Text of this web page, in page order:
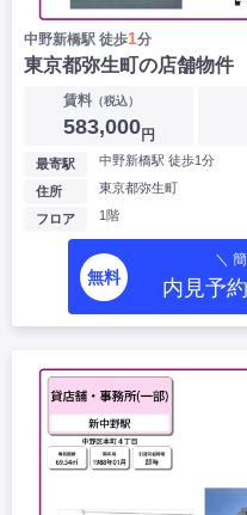
中野新橋駅 徒歩1分
東京都弥生町の店舗物件
賃料（税込）
583,000円
最寄駅 中野新橋駅 徒歩1分
住所 東京都弥生町
フロア 1階
無料
＼
内見予